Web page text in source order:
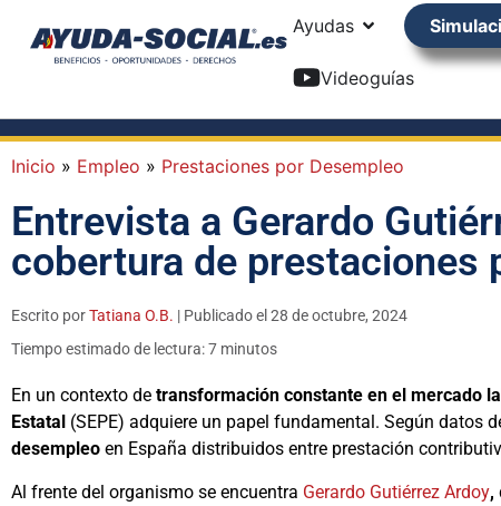
Ayudas
Videoguías
Inicio » Empleo » Prestaciones por Desempleo
Entrevista a Gerardo
cobertura de prestaciones
Escrito porTatiana O.B. | Publicado el 28 de octubre, 2024
Tiempo estimado de lectura: 7 minutos
En un contexto de transformación constante en el mercado
Estatal (SEPE) adquiere un papel fundamental. Según datos
desempleo en España distribuidos entre prestación
Al frente del organismo se encuentra Gerardo Gutiérrez Ardoy,